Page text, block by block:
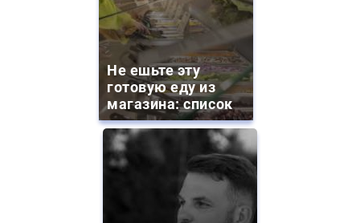
Не ешьте эту
готовую еду из
магазина: список